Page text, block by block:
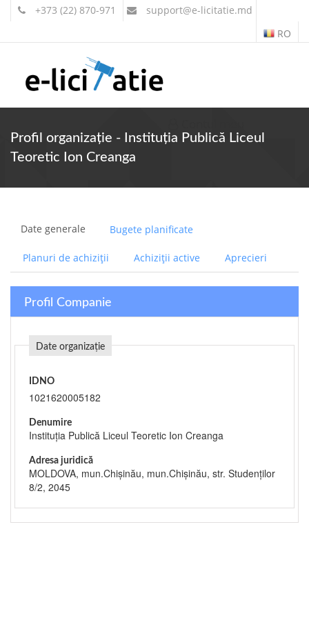
+373 (22) 870-971 support@e-licitatie.md
RO
Profil organizație - Instituția Publică Liceul
Teoretic Ion Creanga
Date generale Bugete planificate
Planuri de achiziții Achiziții active Aprecieri
Profil Companie
Date organizație
IDNO
1021620005182
Denumire
Instituția Publică Liceul Teoretic Ion Creanga
Adresa juridică
MOLDOVA, mun.Chişinău, mun.Chişinău, str. Studenților
8/2, 2045